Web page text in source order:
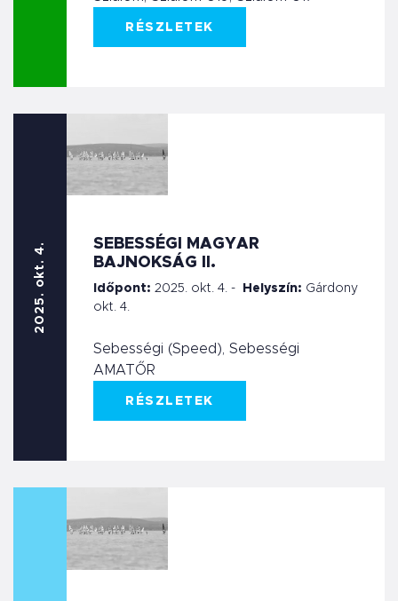
RÉSZLETEK
2025. okt. 4.
SEBESSÉGI MAGYAR
BAJNOKSÁG II.
Időpont: 2025. okt. 4. -
okt. 4.
Helyszín: Gárdony
Sebességi (Speed), Sebességi
AMATŐR
RÉSZLETEK